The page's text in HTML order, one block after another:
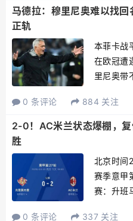
一有惊喜
马德拉：穆里尼奥难以找
正轨
本菲卡战
在欧冠遭
里尼奥带
理解穆帅
练重返老
0 条评论 884 关注
2-0！AC米兰状态爆棚，
胜
北京时间
赛季意甲
赛：升班
0 条评论 337 关注